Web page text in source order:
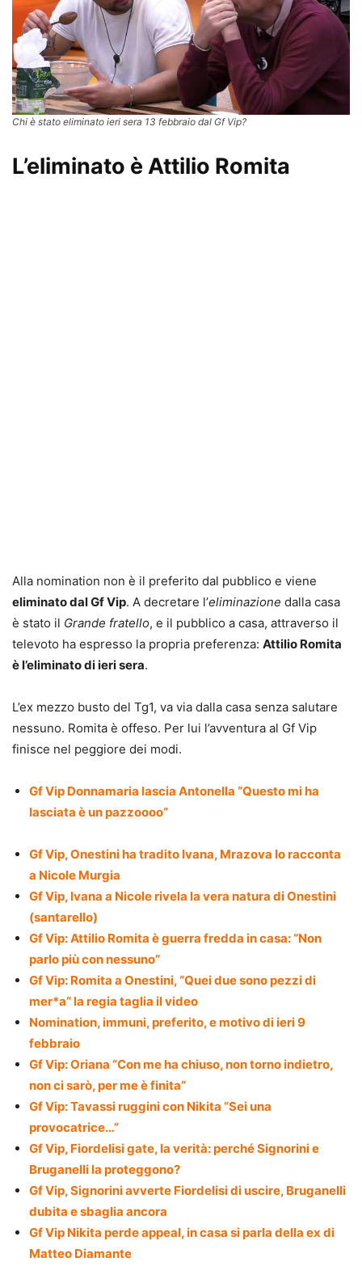
Chi è stato eliminato ieri sera 13 febbraio dal Gf Vip?
L’eliminato è Attilio Romita
Alla nomination non è il preferito dal pubblico e viene
eliminato dal Gf Vip. A decretare l’eliminazione dalla casa
è stato il Grande fratello, e il pubblico a casa, attraverso il
televoto ha espresso la propria preferenza: Attilio Romita
è l’eliminato di ieri sera.
L’ex mezzo busto del Tg1, va via dalla casa senza salutare
nessuno. Romita è offeso. Per lui l’avventura al Gf Vip
finisce nel peggiore dei modi.
Gf Vip Donnamaria lascia Antonella “Questo mi ha
lasciata è un pazzoooo”
Gf Vip, Onestini ha tradito Ivana, Mrazova lo racconta
a Nicole Murgia
Gf Vip, Ivana a Nicole rivela la vera natura di Onestini
(santarello)
Gf Vip: Attilio Romita è guerra fredda in casa: “Non
parlo più con nessuno”
Gf Vip: Romita a Onestini, “Quei due sono pezzi di
mer*a” la regia taglia il video
Nomination, immuni, preferito, e motivo di ieri 9
febbraio
Gf Vip: Oriana “Con me ha chiuso, non torno indietro,
non ci sarò, per me è finita”
Gf Vip: Tavassi ruggini con Nikita “Sei una
provocatrice…”
Gf Vip, Fiordelisi gate, la verità: perché Signorini e
Bruganelli la proteggono?
Gf Vip, Signorini avverte Fiordelisi di uscire, Bruganelli
dubita e sbaglia ancora
Gf Vip Nikita perde appeal, in casa si parla della ex di
Matteo Diamante